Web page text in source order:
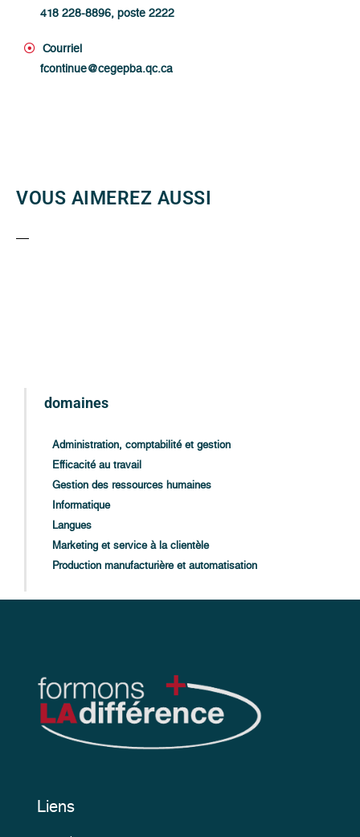
418 228-8896, poste 2222
Courriel
fcontinue@cegepba.qc.ca
VOUS AIMEREZ AUSSI
domaines
Administration, comptabilité et gestion
Efficacité au travail
Gestion des ressources humaines
Informatique
Langues
Marketing et service à la clientèle
Production manufacturière et automatisation
Liens